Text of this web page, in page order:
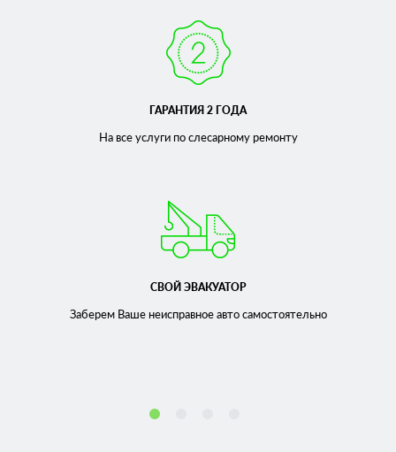
ГАРАНТИЯ 2 ГОДА
На все услуги по слесарномуремонту
СВОЙ ЭВАКУАТОР
Заберем Ваше неисправноеавто самостоятельно